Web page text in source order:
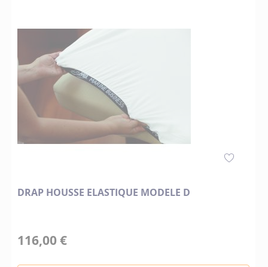
DRAP HOUSSE ELASTIQUE MODELE D
116,00 €